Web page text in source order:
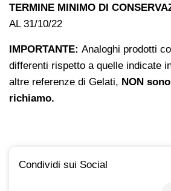
TERMINE MINIMO DI
AL 31/10/22
IMPORTANTE: Analoghi prodotti
differenti rispetto a quelle indicate
altre referenze di Gelati, NON
richiamo.
Condividi sui Social